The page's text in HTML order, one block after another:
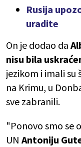
Rusija
uradite
On je dodao da
nisu bila
jezikom i imali su
na Krimu, u
sve zabranili.
"Ponovo smo se
UN Antoniju